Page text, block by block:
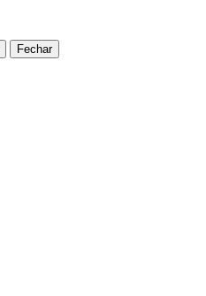
Fechar